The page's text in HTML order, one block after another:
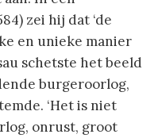
zei hij dat ‘de
en unieke manier
schetste het beeld
burgeroorlog,
‘Het is niet
onrust, groot